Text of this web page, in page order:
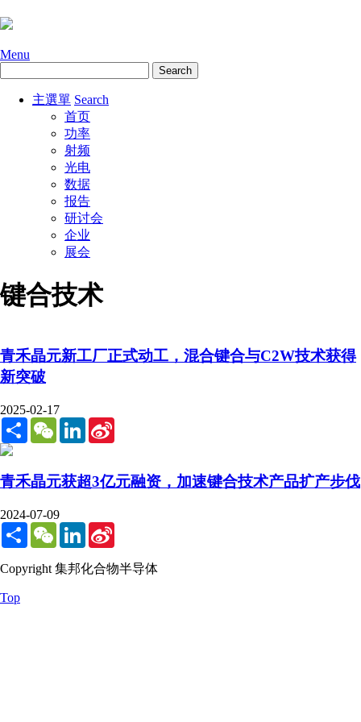
Menu
主選單 Search
首页
功率
射频
光电
数据
报告
研讨会
企业
展会
键合技术
青禾晶元新工厂正式动工，混合键合与C2W技术获得
新突破
2025-02-17
Share WeChatLinkedIn
青禾晶元获超3亿元融资，加速键合技术产品扩产步伐
2024-07-09
Share WeChatLinkedIn
Copyright 集邦化合物半导体
Top